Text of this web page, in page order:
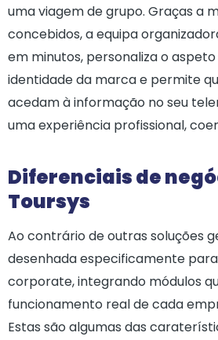
uma viagem de grupo. Graças a
concebidos, a equipa
em minutos, personaliza o
identidade da marca e permite
acedam à informação no seu
uma experiência profissional,
Diferenciais de
Toursys
Ao contrário de outras soluções
desenhada especificamente
corporate, integrando módulos
funcionamento real de cada
Estas são algumas das